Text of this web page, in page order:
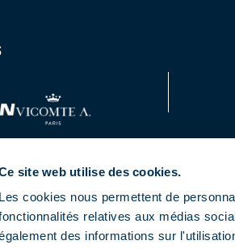
site web utilise des cookies.
Les cookies nous permettent de
relatives aux médias
des informations sur